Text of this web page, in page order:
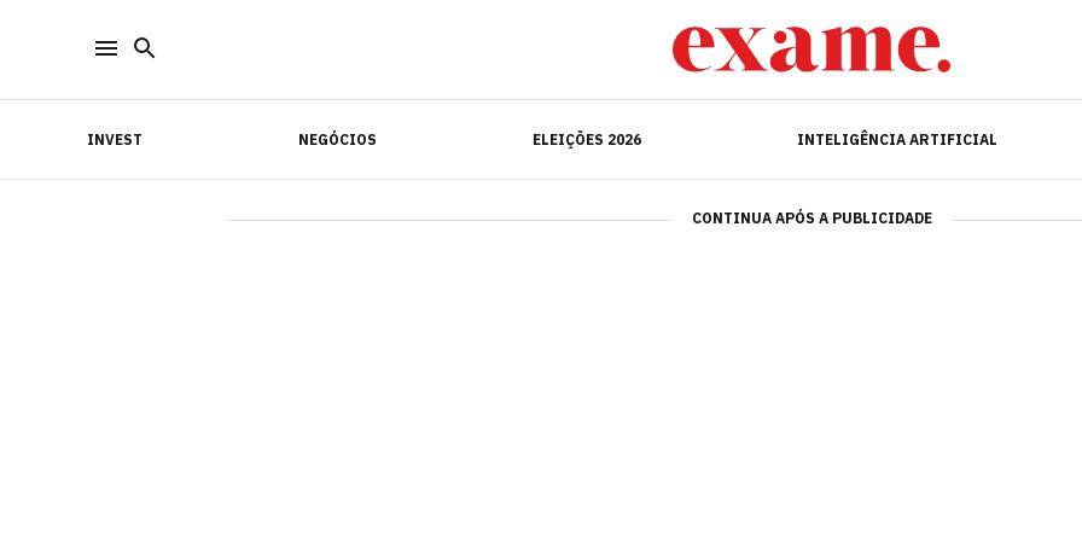
INVEST NEGÓCIOS ELEIÇÕES 2026 INTELIGÊNCIA ARTIFICIAL
INVEST INTELIGÊNCIA ARTIFICIAL
CONTINUA APÓS A PUBLICIDADE